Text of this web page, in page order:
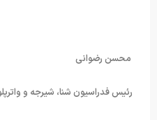
محسن رضوانی
رئیس فدراسیون شنا، شیرجه و واترپلو